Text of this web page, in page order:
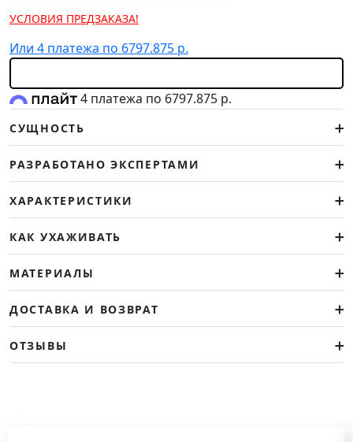
УСЛОВИЯ ПРЕДЗАКАЗА!
Или 4 платежа по 6797.875 р.
4 платежа по 6797.875 р.
СУЩНОСТЬ
РАЗРАБОТАНО ЭКСПЕРТАМИ
ХАРАКТЕРИСТИКИ
КАК УХАЖИВАТЬ
МАТЕРИАЛЫ
ДОСТАВКА И ВОЗВРАТ
ОТЗЫВЫ